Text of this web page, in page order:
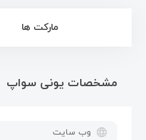
مارکت ها
مشخصات یونی سواپ
language وب سایت